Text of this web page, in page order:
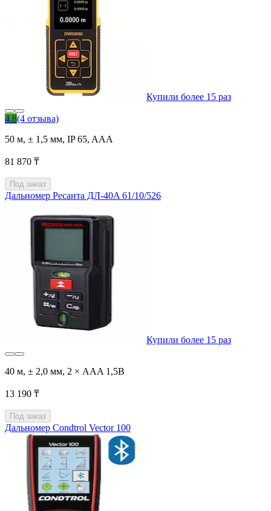
Купили более 15 раз
4.8(4 отзыва)
50 м, ± 1,5 мм, IP 65, AAA
81 870 ₸
Под заказ
Дальномер Ресанта ДЛ-40A 61/10/526
Купили более 15 раз
40 м, ± 2,0 мм, 2 × AAA 1,5В
13 190 ₸
Под заказ
Дальномер Condtrol Vector 100